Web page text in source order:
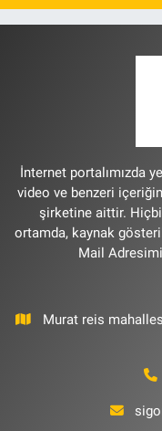
İnternet portalımızda
video ve benzeri
şirketine aittir.
ortamda, kaynak
Mail
Murat reis